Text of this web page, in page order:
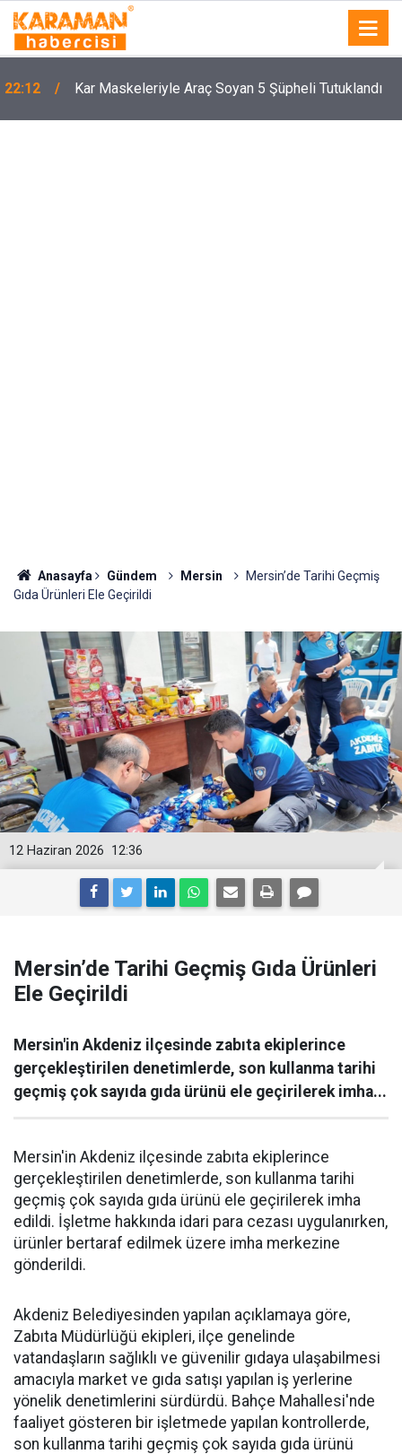
22:12 Kar Maskeleriyle Araç Soyan 5 Şüpheli Tutuklandı
Anasayfa Gündem Mersin
Mersin’de Tarihi Geçmiş
Gıda Ürünleri Ele Geçirildi
12:36
12 Haziran 2026
Mersin’de Tarihi Geçmiş Gıda Ürünleri
Ele Geçirildi
Mersin'in Akdeniz ilçesinde zabıta ekiplerince
gerçekleştirilen denetimlerde, son kullanma tarihi
geçmiş çok sayıda gıda ürünü ele geçirilerek imha...
Mersin'in Akdeniz ilçesinde zabıta ekiplerince
gerçekleştirilen denetimlerde, son kullanma tarihi
geçmiş çok sayıda gıda ürünü ele geçirilerek imha
edildi. İşletme hakkında idari para cezası uygulanırken,
ürünler bertaraf edilmek üzere imha merkezine
gönderildi.
Akdeniz Belediyesinden yapılan açıklamaya göre,
Zabıta Müdürlüğü ekipleri, ilçe genelinde
vatandaşların sağlıklı ve güvenilir gıdaya ulaşabilmesi
amacıyla market ve gıda satışı yapılan iş yerlerine
yönelik denetimlerini sürdürdü. Bahçe Mahallesi'nde
faaliyet gösteren bir işletmede yapılan kontrollerde,
son kullanma tarihi geçmiş çok sayıda gıda ürünü